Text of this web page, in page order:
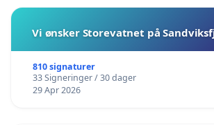
Vi ønsker Storevatnet på
810 signaturer
33 Signeringer / 30 dager
29 Apr 2026